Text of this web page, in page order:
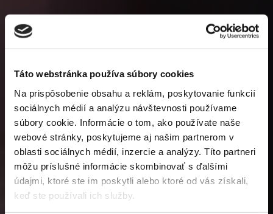
Táto webstránka používa súbory cookies
Na prispôsobenie obsahu a reklám, poskytovanie funkcií
sociálnych médií a analýzu návštevnosti používame
súbory cookie. Informácie o tom, ako používate naše
webové stránky, poskytujeme aj našim partnerom v
oblasti sociálnych médií, inzercie a analýzy. Títo partneri
môžu príslušné informácie skombinovať s ďalšími
údajmi, ktoré ste im poskytli alebo ktoré od vás získali,
keď ste používali ich služby.
PPF fólie na
ochranu laku